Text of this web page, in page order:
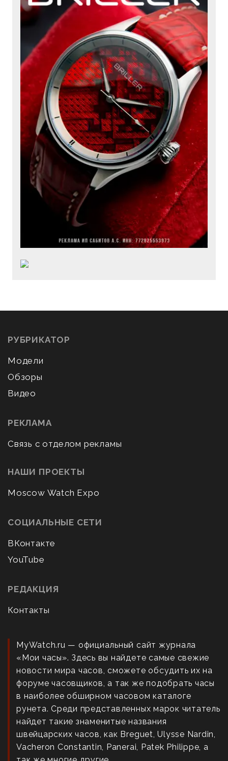
РУБРИКАТОР
Модели
Обзоры
Видео
РЕКЛАМА
Связь с отделом рекламы
НАШИ ПРОЕКТЫ
Moscow Watch Expo
СОЦИАЛЬНЫЕ СЕТИ
ВКонтакте
YouTube
РЕДАКЦИЯ
Контакты
MyWatch.ru — официальный сайт журнала
«Мои часы». Здесь вы найдете самые свежие
новости мира часов, сможете обсудить их на
форуме часовщиков, а так же подобрать часы
в наиболее обширном часовом каталоге
рунета. Среди представленных марок читатель
найдет такие знаменитые названия
швейцарских часов, как Breguet, Ulysse Nardin,
Vacheron Constantin, Panerai, Patek Philippe, а